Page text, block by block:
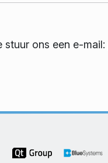
stuur ons een e-mail: